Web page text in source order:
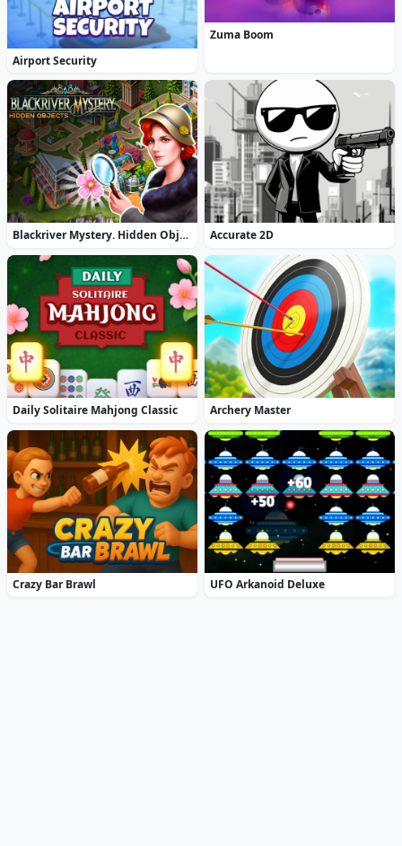
Airport Security
Zuma Boom
Blackriver Mystery. Hidden Objects Accurate 2D
Daily Solitaire Mahjong Classic Archery Master
Crazy Bar Brawl UFO Arkanoid Deluxe